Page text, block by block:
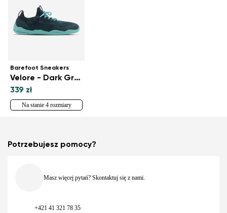
Barefoot Sneakers
Velore - Dark Green
339 zł
Na stanie 4 rozmiary
Potrzebujesz pomocy?
Masz więcej pytań? Skontaktuj się z nami.
+421 41 321 78 35